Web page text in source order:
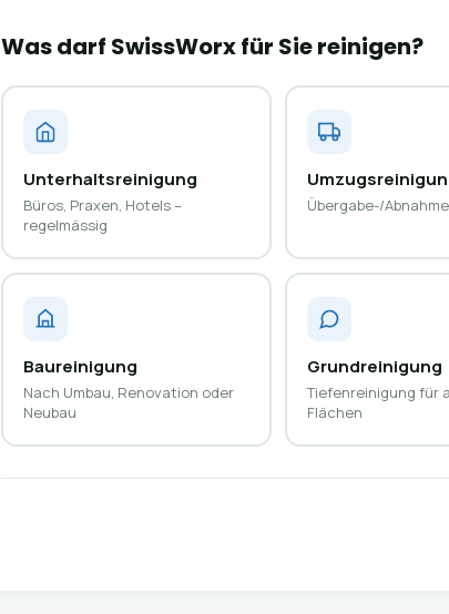
Was darf SwissWorx für Sie reinigen?
Unterhaltsreinigung
Büros, Praxen, Hotels –
regelmässig
Übergabe-/
Baureinigung
Nach Umbau, Renovation oder
Neubau
Grundreinigung
Tiefenreinigung für
Flächen